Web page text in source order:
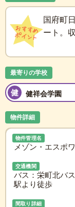
国府町
ート。
最寄りの学校
健 健祥会学園
物件詳細
物件管理名
メゾン・エスポ
交通機関
バス：栄町北バ
駅より徒歩
間取り詳細